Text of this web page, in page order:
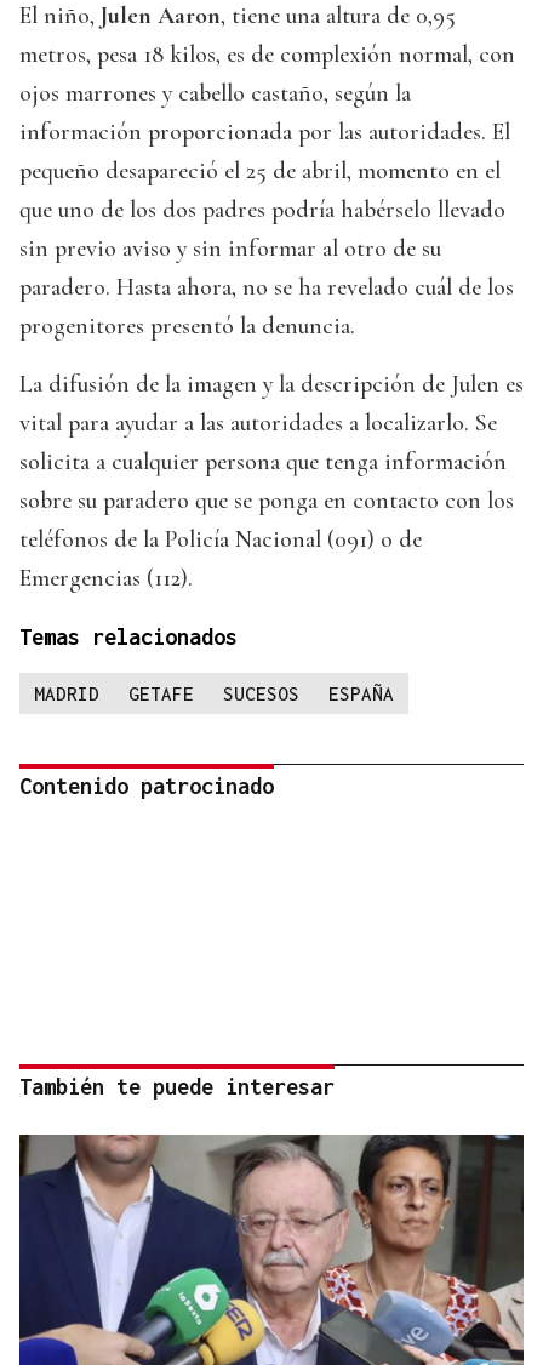
El niño, Julen Aaron, tiene una altura de 0,95
metros, pesa 18 kilos, es de complexión normal, con
ojos marrones y cabello castaño, según la
información proporcionada por las autoridades. El
pequeño desapareció el 25 de abril, momento en el
que uno de los dos padres podría habérselo llevado
sin previo aviso y sin informar al otro de su
paradero. Hasta ahora, no se ha revelado cuál de los
progenitores presentó la denuncia.
La difusión de la imagen y la descripción de Julen es
vital para ayudar a las autoridades a localizarlo. Se
solicita a cualquier persona que tenga información
sobre su paradero que se ponga en contacto con los
teléfonos de la Policía Nacional (091) o de
Emergencias (112).
Temas relacionados
MADRID GETAFE SUCESOS ESPAÑA
Contenido patrocinado
También te puede interesar